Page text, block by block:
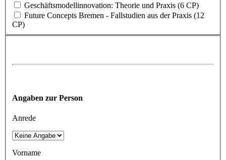
Geschäftsmodellinnovation: Theorie und Praxis (6 CP)
CP)
Angaben zur Person
Anrede
Vorname